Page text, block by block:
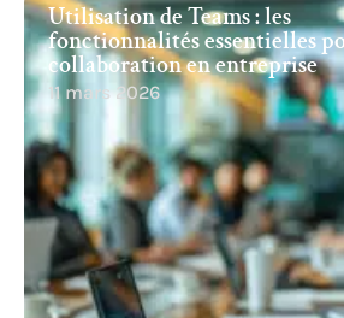
Utilisation de Teams : les
fonctionnalités essentielles
collaboration en entreprise
11 mars 2026